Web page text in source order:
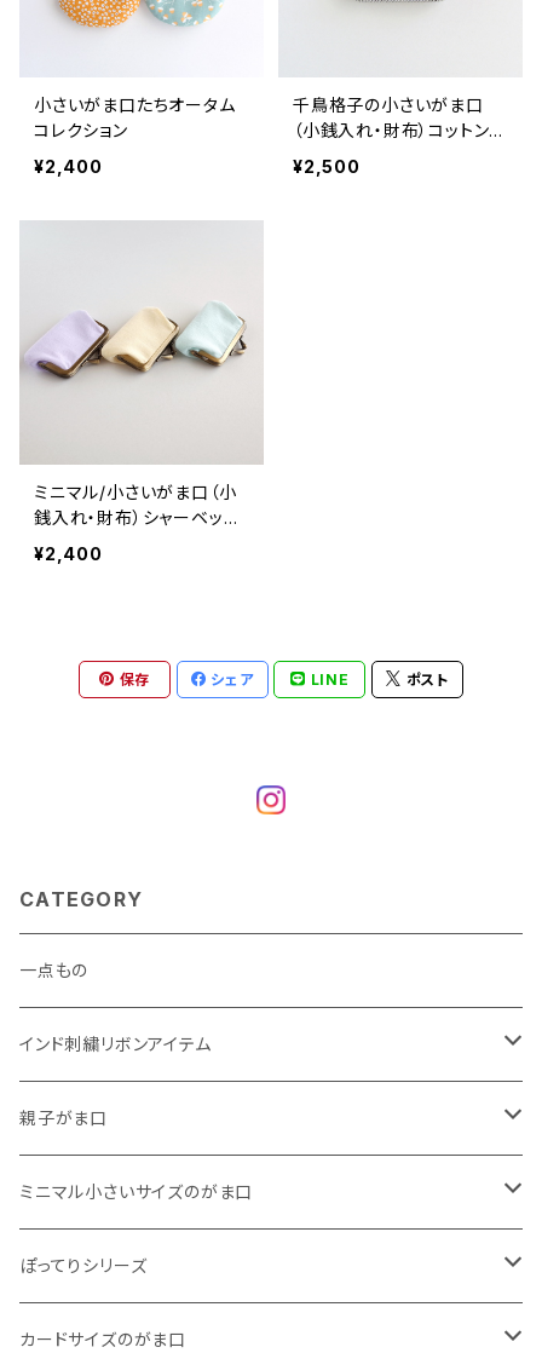
小さいがま口たちオータム
コレクション
¥2,400
千鳥格子の小さいがま口
（小銭入れ・財布）コットンウ
ール生地
¥2,500
ミニマル/小さいがま口（小
銭入れ・財布）シャーベット
カラー
¥2,400
保存 シェア LINE ポスト
CATEGORY
一点もの
インド刺繍リボンアイテム
がま口
巾着
親子がま口
・ ぷっくりタイプ
くったりコットンキャンバス
11号帆布
・ 四角いマチのたっぷりサイズ
くったりコットンキャンバス
・ 四角いマチのスリムコンパクトタイプ
ミニマル小さいサイズのがま口
・ くったりコットンキャンバス
・ リネン
ぽってりシリーズ
・ がま口
カードサイズのがま口